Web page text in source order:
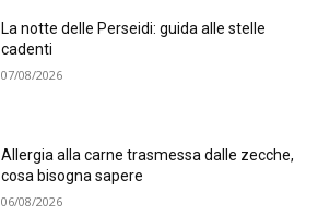
La notte delle Perseidi: guida alle stelle
cadenti
07/08/2026
Allergia alla carne trasmessa dalle zecche,
cosa bisogna sapere
06/08/2026